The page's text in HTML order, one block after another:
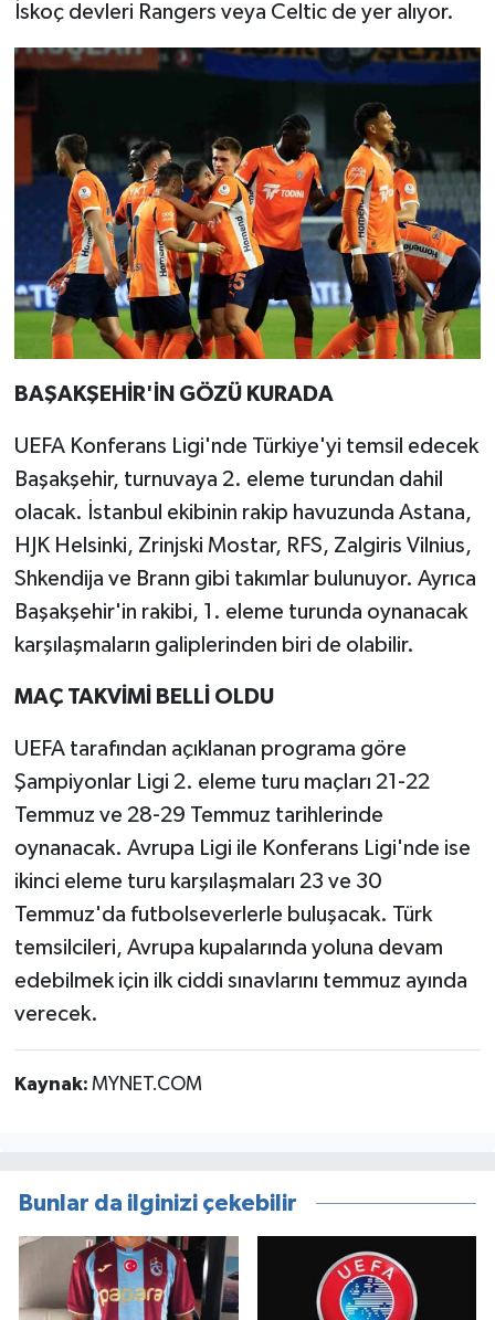
İskoç devleri Rangers veya Celtic de yer alıyor.
BAŞAKŞEHİR'İN GÖZÜ KURADA
UEFA Konferans Ligi'nde Türkiye'yi temsil edecek
Başakşehir, turnuvaya 2. eleme turundan dahil
olacak. İstanbul ekibinin rakip havuzunda Astana,
HJK Helsinki, Zrinjski Mostar, RFS, Zalgiris Vilnius,
Shkendija ve Brann gibi takımlar bulunuyor. Ayrıca
Başakşehir'in rakibi, 1. eleme turunda oynanacak
karşılaşmaların galiplerinden biri de olabilir.
MAÇ TAKVİMİ BELLİ OLDU
UEFA tarafından açıklanan programa göre
Şampiyonlar Ligi 2. eleme turu maçları 21-22
Temmuz ve 28-29 Temmuz tarihlerinde
oynanacak. Avrupa Ligi ile Konferans Ligi'nde ise
ikinci eleme turu karşılaşmaları 23 ve 30
Temmuz'da futbolseverlerle buluşacak. Türk
temsilcileri, Avrupa kupalarında yoluna devam
edebilmek için ilk ciddi sınavlarını temmuz ayında
verecek.
Kaynak: MYNET.COM
Bunlar da ilginizi çekebilir